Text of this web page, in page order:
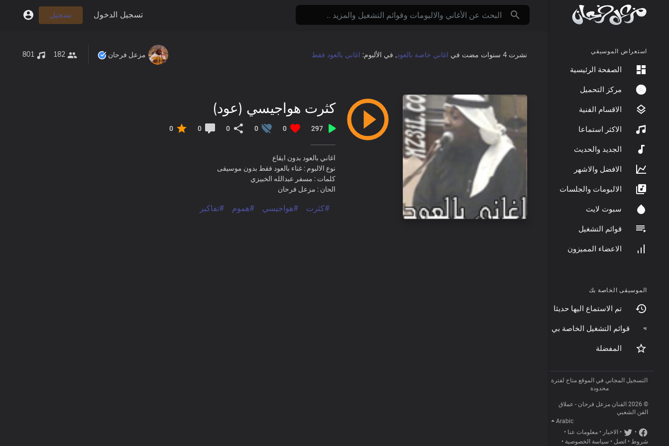
استعراض الموسيقي
الصفحة الرئيسية
مركز التحميل
الاقسام الفنية
الاكثر استماعا
الجديد والحديث
الافضل والاشهر
الالبومات والجلسات
سبوت لايت
قوائم التشغيل
الاعضاء المميزون
الموسيقى الخاصة بك
تم الاستماع اليها حديثا
قوائم التشغيل الخاصة بي
المفضلة
التسجيل المجاني في الموقع متاح لفترة
محدودة
© 2026 الفنان مزعل فرحان - عملاق
الفن الشعبي
Arabic
•
• الاخبار • معلومات عنا •
شروط • اتصل • سياسة الخصوصية •
تسجيل الدخول تسجيل
نشرت 4 سنوات مضت في اغاني خاصة بالعود, في الألبوم: اغاني بالعود فقط مزعل فرحان
كثرت هواجيسي (عود)
297
0
0
0
0
0
اغاني بالعود بدون ايقاع
نوع الالبوم : غناء بالعود فقط بدون موسيقى
كلمات : مسفر عبدالله الخبيزي
الحان : مزعل فرحان
#كثرت #هواجيسي #هموم #تفاكير